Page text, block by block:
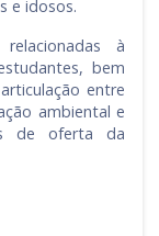
e idosos.
à
bem
entre
ambiental e
de oferta da